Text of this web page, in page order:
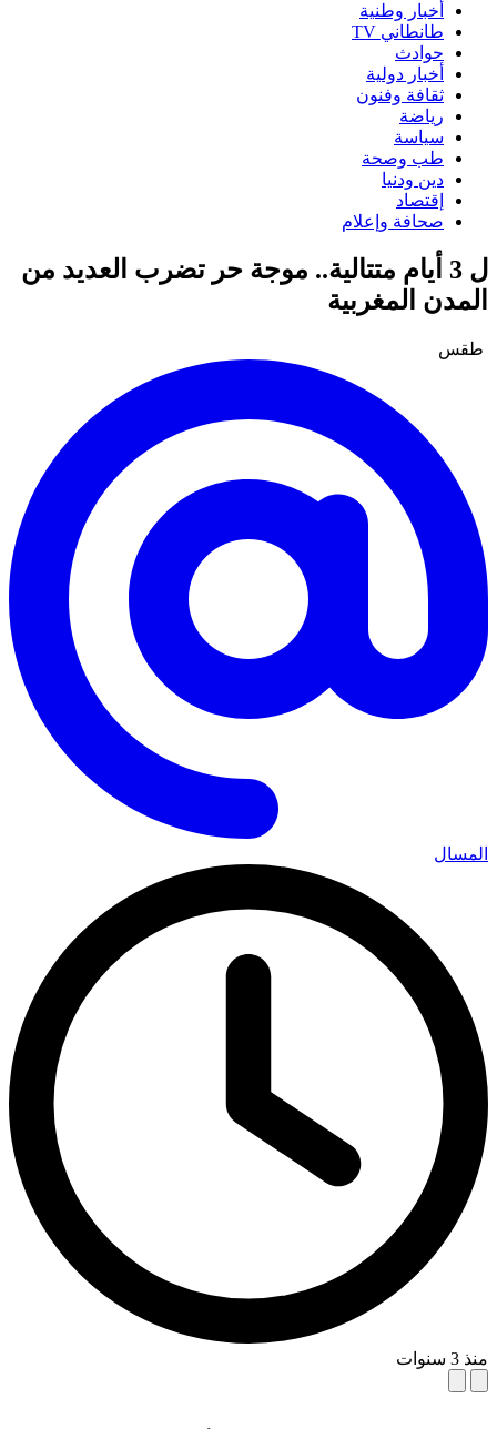
أخبار وطنية
طانطاني TV
حوادث
أخبار دولية
ثقافة وفنون
رياضة
سياسة
طب وصحة
دين ودنيا
إقتصاد
صحافة وإعلام
ل 3 أيام متتالية.. موجة حر تضرب العديد من
المدن المغربية
طقس
المسال
منذ 3 سنوات